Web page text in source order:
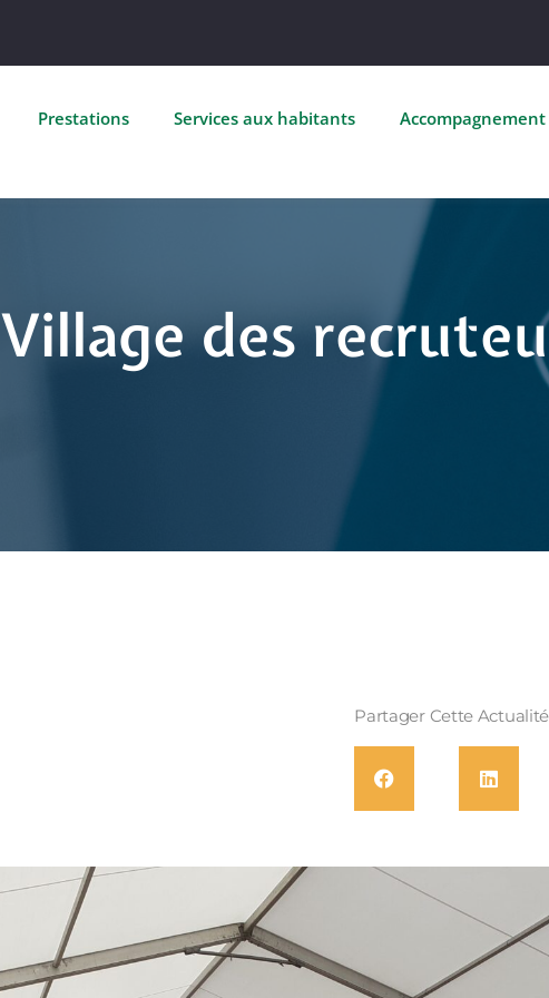
Prestations Services aux habitants Accompagnement
Village des
Partager Cette Actualité